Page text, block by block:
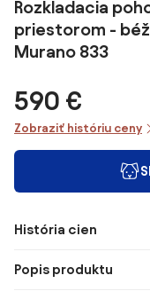
Rozkladacia
priestorom -
Murano 833
590 €
Zobraziť históriu ceny
História cien
Popis produktu